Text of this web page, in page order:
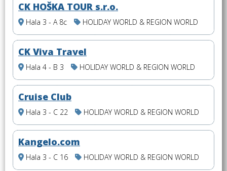
CK HOŠKA TOUR s.r.o.
Hala 3 - A 8c HOLIDAY WORLD & REGION WORLD
CK Viva Travel
Hala 4 - B 3 HOLIDAY WORLD & REGION WORLD
Cruise Club
Hala 3 - C 22 HOLIDAY WORLD & REGION WORLD
Kangelo.com
Hala 3 - C 16 HOLIDAY WORLD & REGION WORLD